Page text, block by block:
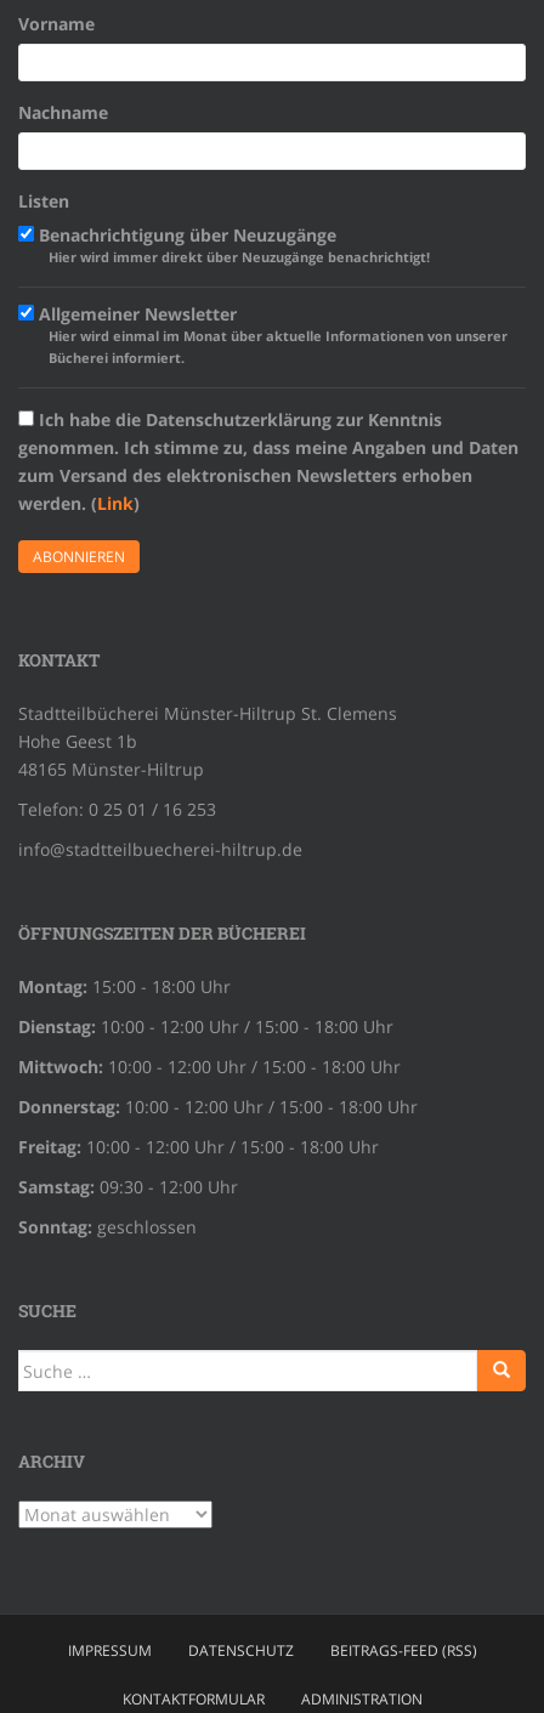
Vorname
Nachname
Listen
Benachrichtigung über Neuzugänge
Hier wird immer direkt über Neuzugänge benachrichtigt!
Allgemeiner Newsletter
Hier wird einmal im Monat über aktuelle Informationen von unserer
Bücherei informiert.
Ich habe die Datenschutzerklärung zur Kenntnis
genommen. Ich stimme zu, dass meine Angaben und Daten
zum Versand des elektronischen Newsletters erhoben
werden. (Link)
KONTAKT
Stadtteilbücherei Münster-Hiltrup St. Clemens
Hohe Geest 1b
48165 Münster-Hiltrup
Telefon: 0 25 01 / 16 253
info@stadtteilbuecherei-hiltrup.de
ÖFFNUNGSZEITEN DER BÜCHEREI
Montag: 15:00 - 18:00 Uhr
Dienstag: 10:00 - 12:00 Uhr / 15:00 - 18:00 Uhr
Mittwoch: 10:00 - 12:00 Uhr / 15:00 - 18:00 Uhr
Donnerstag: 10:00 - 12:00 Uhr / 15:00 - 18:00 Uhr
Freitag: 10:00 - 12:00 Uhr / 15:00 - 18:00 Uhr
Samstag: 09:30 - 12:00 Uhr
Sonntag: geschlossen
SUCHE
Suche
nach:
ARCHIV
Archiv
IMPRESSUM DATENSCHUTZ BEITRAGS-FEED (RSS)
KONTAKTFORMULAR ADMINISTRATION